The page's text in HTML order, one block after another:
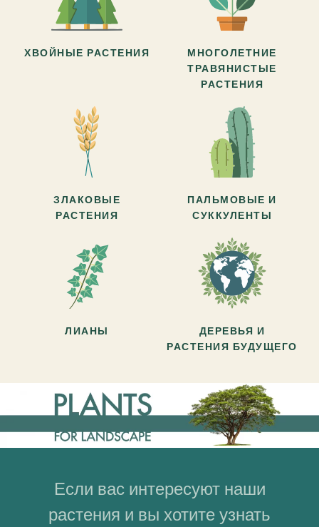
ХВОЙНЫЕ РАСТЕНИЯ
МНОГОЛЕТНИЕ
ТРАВЯНИСТЫЕ
РАСТЕНИЯ
ЗЛАКОВЫЕ
РАСТЕНИЯ
ПАЛЬМОВЫЕ И
СУККУЛЕНТЫ
ЛИАНЫ
ДЕРЕВЬЯ И
РАСТЕНИЯ БУДУЩЕГО
Если вас интересуют наши
растения и вы хотите узнать